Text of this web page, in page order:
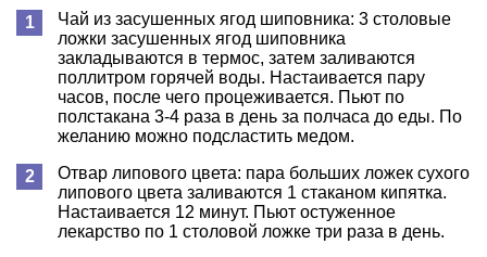
Чай из засушенных ягод шиповника: 3 столовые
ложки засушенных ягод шиповника
закладываются в термос, затем заливаются
поллитром горячей воды. Настаивается пару
часов, после чего процеживается. Пьют по
полстакана 3-4 раза в день за полчаса до еды. По
желанию можно подсластить медом.
Отвар липового цвета: пара больших ложек сухого
липового цвета заливаются 1 стаканом кипятка.
Настаивается 12 минут. Пьют остуженное
лекарство по 1 столовой ложке три раза в день.